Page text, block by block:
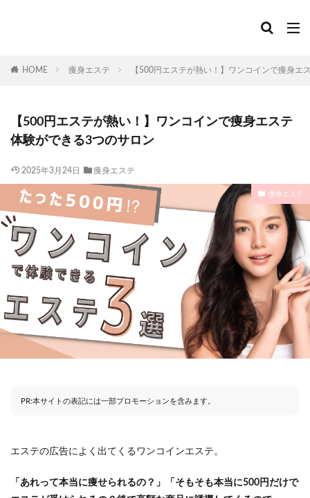
HOME 痩身エステ 【500円エステが熱い！】ワンコインで痩身エ
【500円エステが熱い！】ワンコインで痩身エステ
体験ができる3つのサロン
2025年3月24日 痩身エステ
痩身エステ
PR:本サイトの表記には一部プロモーションを含みます。
エステの広告によく出てくるワンコインエステ。
「あれって本当に痩せられるの？」「そもそも本当に500円だけで